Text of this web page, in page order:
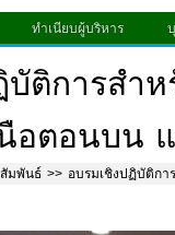
ทำเนียบผู้บริหาร
ติการสำ
อตอนบน
มพันธ์ อบรมเชิงปฏิบัติก